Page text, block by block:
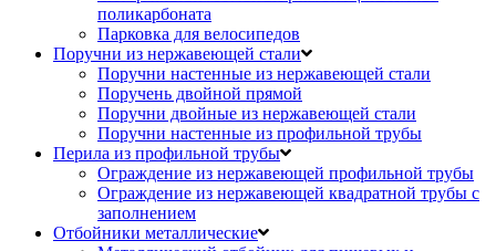
поликарбоната
Парковка для велосипедов
Поручни из нержавеющей стали
Поручни настенные из нержавеющей стали
Поручень двойной прямой
Поручни двойные из нержавеющей стали
Поручни настенные из профильной трубы
Перила из профильной трубы
Ограждение из нержавеющей профильной трубы
Ограждение из нержавеющей квадратной трубы с
заполнением
Отбойники металлические